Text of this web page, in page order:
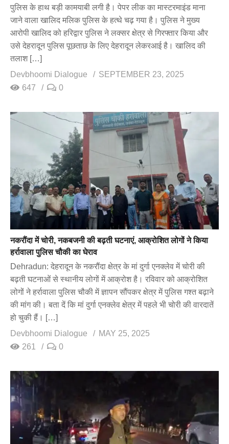
पुलिस के हाथ बड़ी कामयाबी लगी है। पेपर लीक का मास्टरमाइंड माना
जाने वाला खालिद मलिक पुलिस के हत्थे चढ़ गया है। पुलिस ने मुख्य
आरोपी खालिद को हरिद्वार पुलिस ने लक्सर क्षेत्र से गिरफ्तार किया और
उसे देहरादून पुलिस पूछताछ के लिए देहरादून लेकरआई है। खालिद की
तलाश […]
Devbhoomi Dialogue
SEPTEMBER 23, 2025
647
0
नकरौंदा में चोरी, नकबजनी की बढ़ती घटनाएं, आक्रोशित लोगों ने किया
हर्रावाला पुलिस चौकी का घेराव
Dehradun: देहरादून के नकरौंदा क्षेत्र के मां दुर्गा एनक्लेव में चोरी की
बढ़ती घटनाओं से स्थानीय लोगों में आक्रोश है। रविवार को आक्रोशित
लोगों ने हर्रावाला पुलिस चौकी में ज्ञापन सौंपकर क्षेत्र में पुलिस गश्त बढ़ाने
की मांग की। बता दें कि मां दुर्गा एनक्लेव क्षेत्र में पहले भी चोरी की वारदातें
हो चुकी हैं। […]
Devbhoomi Dialogue
MAY 25, 2025
261
0